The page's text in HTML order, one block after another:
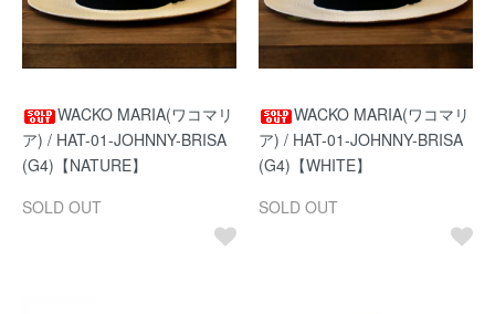
WACKO MARIA(ワコマリ
ア) / HAT-01-JOHNNY-BRISA
(G4)【NATURE】
SOLD OUT
WACKO MARIA(ワコマリ
ア) / HAT-01-JOHNNY-BRISA
(G4)【WHITE】
SOLD OUT